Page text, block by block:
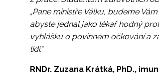
„Pane ministře Válku, budeme
abyste jednal jako lékař hodný
vyhlášku o povinném očkování a
lidí.“
RNDr. Zuzana Krátká, PhD.,